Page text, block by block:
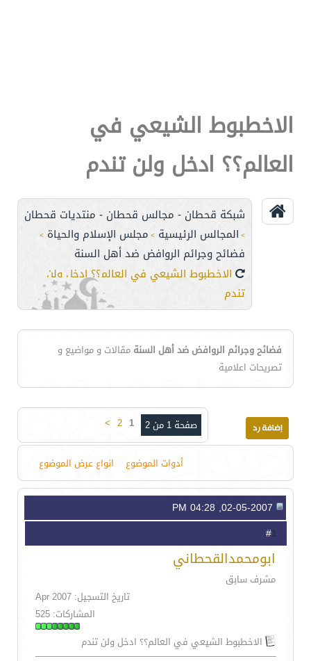
الاخطبوط الشيعي في
العالم؟؟ ادخل ولن تندم
شبكة قحطان - مجالس قحطان - منتديات قحطان
> المجالس الرئيسية > مجلس الإسلام والحياة >
فضائح وجرائم الروافض ضد أهل السنة
الاخطبوط الشيعي في العالم؟؟ ادخل ولن
تندم
فضائح وجرائم الروافض ضد أهل السنة مقالات و مواضيع و
تصريحات اعلامية
صفحة 1 من 2 1
2
>
أدوات الموضوع انواع عرض الموضوع
1
ابومحمدالقحطاني
مشرف سابق
تاريخ التسجيل: Apr 2007
المشاركات: 525
الاخطبوط الشيعي في العالم؟؟ ادخل ولن تندم